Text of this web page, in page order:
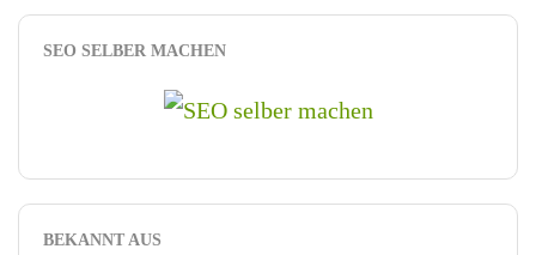
SEO SELBER MACHEN
BEKANNT AUS